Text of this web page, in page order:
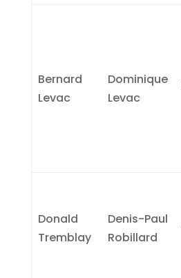
Bernard
Levac
Dominique
Levac
Donald
Tremblay
Denis-Paul
Robillard